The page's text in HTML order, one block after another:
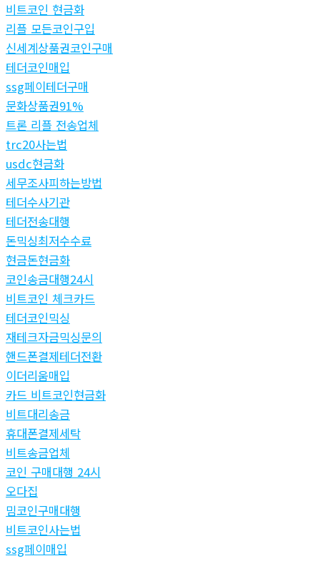
비트코인 현금화
리플 모든코인구입
신세계상품권코인구매
테더코인매입
ssg페이테더구매
문화상품권91%
트론 리플 전송업체
trc20사는법
usdc현금화
세무조사피하는방법
테더수사기관
테더전송대행
돈믹싱최저수수료
현금돈현금화
코인송금대행24시
비트코인 체크카드
테더코인믹싱
재테크자금믹싱문의
핸드폰결제테더전환
이더리움매입
카드 비트코인현금화
비트대리송금
휴대폰결제세탁
비트송금업체
코인 구매대행 24시
오다집
밈코인구매대행
비트코인사는법
ssg페이매입